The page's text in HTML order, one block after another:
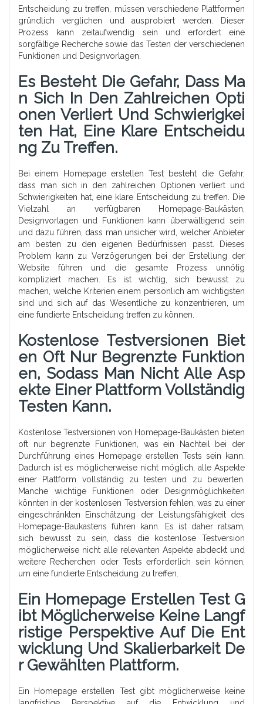
Entscheidung zu treffen, müssen verschiedene Plattformen
gründlich verglichen und ausprobiert werden. Dieser
Prozess kann zeitaufwendig sein und erfordert eine
sorgfältige Recherche sowie das Testen der verschiedenen
Funktionen und Designvorlagen.
Es Besteht Die Gefahr, Dass Ma
N Sich In Den Zahlreichen Opti
Onen Verliert Und Schwierigkei
Ten Hat, Eine Klare Entscheidu
Ng Zu Treffen.
Bei einem Homepage erstellen Test besteht die Gefahr,
dass man sich in den zahlreichen Optionen verliert und
Schwierigkeiten hat, eine klare Entscheidung zu treffen. Die
Vielzahl an verfügbaren Homepage-Baukästen,
Designvorlagen und Funktionen kann überwältigend sein
und dazu führen, dass man unsicher wird, welcher Anbieter
am besten zu den eigenen Bedürfnissen passt. Dieses
Problem kann zu Verzögerungen bei der Erstellung der
Website führen und die gesamte Prozess unnötig
kompliziert machen. Es ist wichtig, sich bewusst zu
machen, welche Kriterien einem persönlich am wichtigsten
sind und sich auf das Wesentliche zu konzentrieren, um
eine fundierte Entscheidung treffen zu können.
Kostenlose Testversionen Biet
En Oft Nur Begrenzte Funktion
En, Sodass Man Nicht Alle Asp
Ekte Einer Plattform Vollständig
Testen Kann.
Kostenlose Testversionen von Homepage-Baukästen bieten
oft nur begrenzte Funktionen, was ein Nachteil bei der
Durchführung eines Homepage erstellen Tests sein kann.
Dadurch ist es möglicherweise nicht möglich, alle Aspekte
einer Plattform vollständig zu testen und zu bewerten.
Manche wichtige Funktionen oder Designmöglichkeiten
könnten in der kostenlosen Testversion fehlen, was zu einer
eingeschränkten Einschätzung der Leistungsfähigkeit des
Homepage-Baukastens führen kann. Es ist daher ratsam,
sich bewusst zu sein, dass die kostenlose Testversion
möglicherweise nicht alle relevanten Aspekte abdeckt und
weitere Recherchen oder Tests erforderlich sein können,
um eine fundierte Entscheidung zu treffen.
Ein Homepage Erstellen Test G
Ibt Möglicherweise Keine Langf
Ristige Perspektive Auf Die Ent
Wicklung Und Skalierbarkeit De
R Gewählten Plattform.
Ein Homepage erstellen Test gibt möglicherweise keine